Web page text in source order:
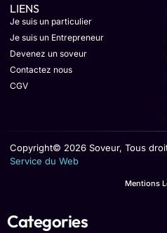
LIENS
Je suis un particulier
Je suis un Entrepreneur
Devenez un soveur
Contactez nous
CGV
Copyright© 2026 Soveur, Tous
Service du Web
Mentions
Categories